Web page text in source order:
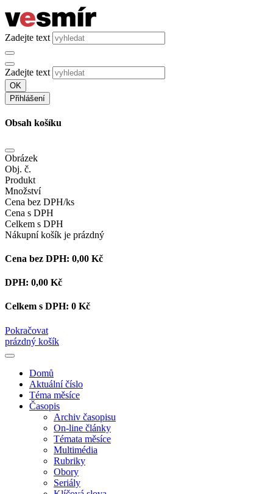
Zadejte text
Zadejte text
OK
Přihlášení
Obsah košíku
Obrázek
Obj. č.
Produkt
Množství
Cena bez DPH/ks
Cena s DPH
Celkem s DPH
Nákupní košík je prázdný
Cena bez DPH: 0,00 Kč
DPH: 0,00 Kč
Celkem s DPH: 0 Kč
Pokračovat
prázdný košík
Domů
Aktuální číslo
Téma měsíce
Časopis
Archiv časopisu
On-line články
Témata měsíce
Multimédia
Rubriky
Obory
Seriály